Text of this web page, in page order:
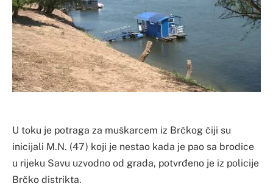
U toku je potraga za muškarcem iz Brčkog čiji su
inicijali M.N. (47) koji je nestao kada je pao sa brodice
u rijeku Savu uzvodno od grada, potvrđeno je iz policije
Brčko distrikta.